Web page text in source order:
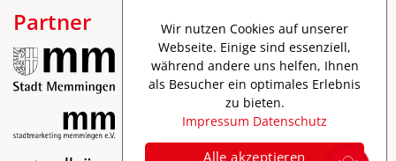
Partner
Wir nutzen Cookies auf unserer
Webseite. Einige sind essenziell,
während andere uns helfen, Ihnen
als Besucher ein optimales Erlebnis
zu bieten.
Impressum Datenschutz
Alle akzeptieren